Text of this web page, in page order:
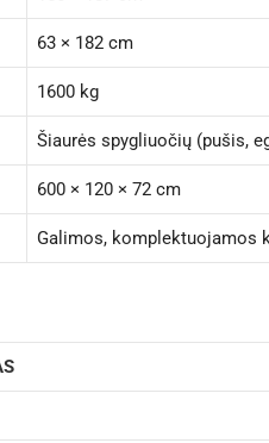
63 × 182 cm
1600 kg
Šiaurės spygliuočių (pušis,
600 × 120 × 72 cm
Galimos, komplektuojamos